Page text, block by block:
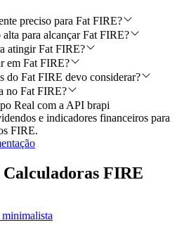
preciso para Fat FIRE?
para alcançar Fat FIRE?
atingir Fat FIRE?
em Fat FIRE?
do Fat FIRE devo considerar?
no Fat FIRE?
Real com a API brapi
e indicadores financeiros para
FIRE.
FIRE